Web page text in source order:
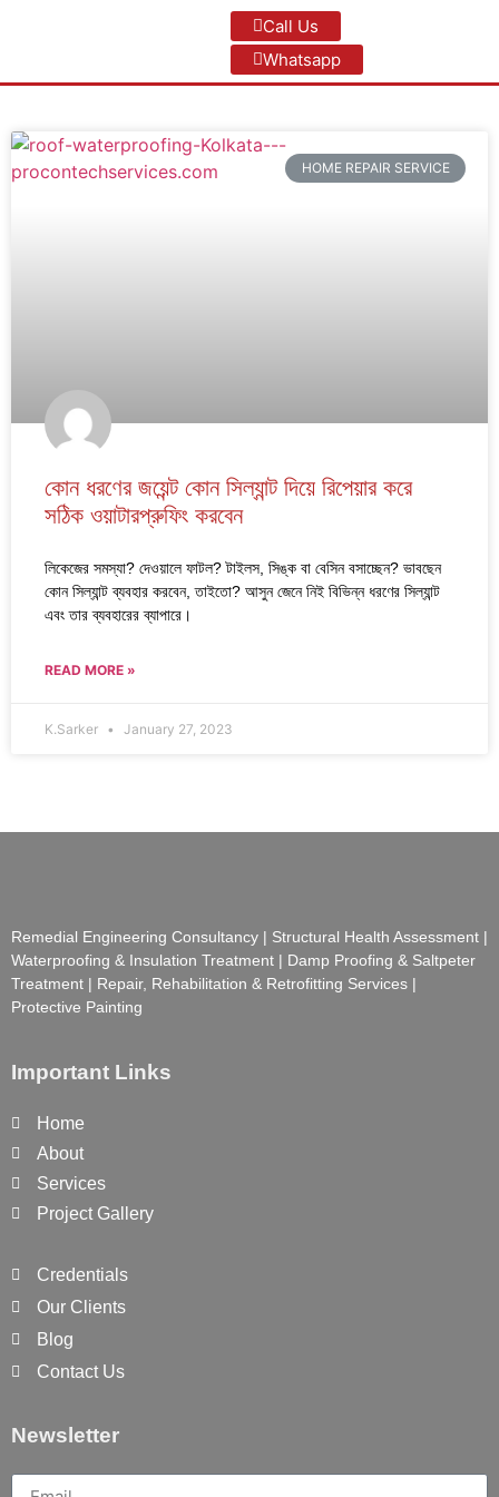
Call Us
Whatsapp
HOME REPAIR SERVICE
কোন ধরণের জয়েন্ট কোন সিল্যান্ট দিয়ে রিপেয়ার করে
সঠিক ওয়াটারপ্রুফিং করবেন
লিকেজের সমস্যা? দেওয়ালে ফাটল? টাইলস, সিঙ্ক বা বেসিন বসাচ্ছেন? ভাবছেন
কোন সিল্যান্ট ব্যবহার করবেন, তাইতো? আসুন জেনে নিই বিভিন্ন ধরণের সিল্যান্ট
এবং তার ব্যবহারের ব্যাপারে।
READ MORE »
K.Sarker January 27, 2023
Remedial Engineering Consultancy | Structural Health Assessment |
Waterproofing & Insulation Treatment | Damp Proofing & Saltpeter
Treatment | Repair, Rehabilitation & Retrofitting Services |
Protective Painting
Important Links
Home
About
Services
Project Gallery
Credentials
Our Clients
Blog
Contact Us
Newsletter